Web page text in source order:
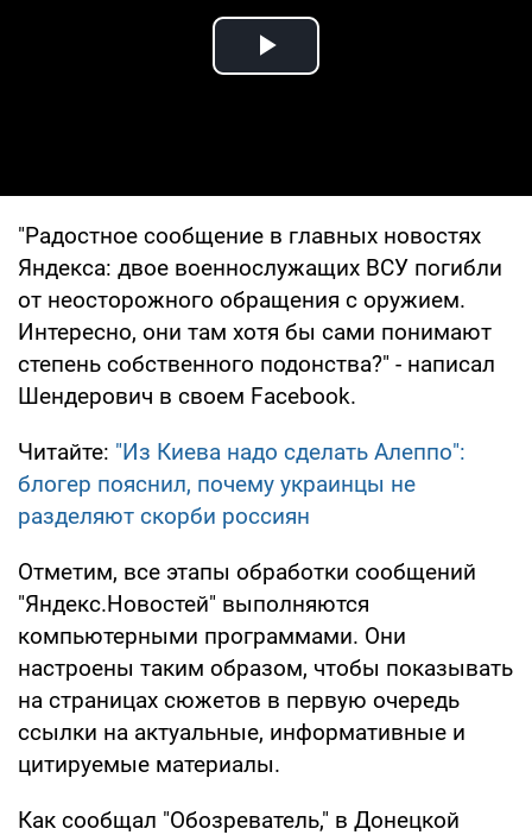
Play Video
"Радостное сообщение в главных новостях
Яндекса: двое военнослужащих ВСУ погибли
от неосторожного обращения с оружием.
Интересно, они там хотя бы сами понимают
степень собственного подонства?" - написал
Шендерович в своем Facebook.
Читайте: "Из Киева надо сделать Алеппо":
блогер пояснил, почему украинцы не
разделяют скорби россиян
Отметим, все этапы обработки сообщений
"Яндекс.Новостей" выполняются
компьютерными программами. Они
настроены таким образом, чтобы показывать
на страницах сюжетов в первую очередь
ссылки на актуальные, информативные и
цитируемые материалы.
Как сообщал "Обозреватель," в Донецкой